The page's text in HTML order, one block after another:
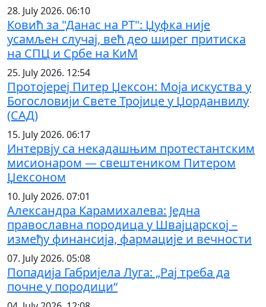
28. July 2026. 06:10
Ковић за "Данас на РТ": Џуфка није
усамљен случај, већ део ширег притиска
на СПЦ и Србе на КиМ
25. July 2026. 12:54
Протојереј Питер Џексон: Моја искуства у
Богословији Свете Тројице у Џорданвилу
(САД)
15. July 2026. 06:17
Интервју са некадашњим протестантским
мисионаром — свештеником Питером
Џексоном
10. July 2026. 07:01
Александра Карамихалева: Једна
православна породица у Швајцарској –
између финансија, фармације и вечности
07. July 2026. 05:08
Попадија Габријела Луга: „Рај треба да
почне у породици“